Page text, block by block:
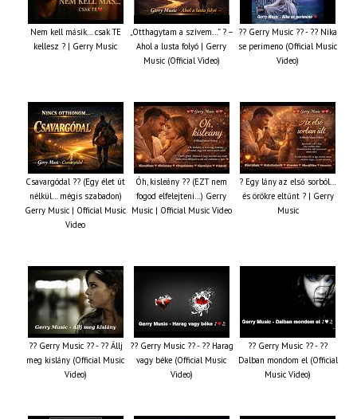
Nem kell másik… csak TE
kellesz ? | Gerry Music
„Otthagytam a szívem…” ? –
Ahol a lusta folyó | Gerry
Music (Official Video)
?? Gerry Music ?? - ?? Nika
se perimeno (Official Music
Video)
Csavargódal ?? (Egy élet út
nélkül… mégis szabadon)
Gerry Music | Official Music
Video
Óh, kisleány ?? (EZT nem
fogod elfelejteni…) Gerry
Music | Official Music Video
? Egy lány az első sorból…
és örökre eltűnt ? | Gerry
Music
?? Gerry Music ?? - ?? Állj
meg kislány (Official Music
Video)
?? Gerry Music ?? - ?? Harag
vagy béke (Official Music
Video)
?? Gerry Music ?? - ??
Dalban mondom el (Official
Music Video)